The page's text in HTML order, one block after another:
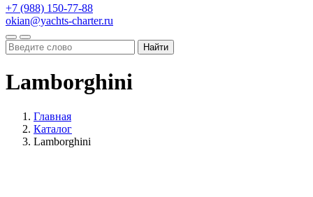
+7 (988) 150-77-88
okian@yachts-charter.ru
Найти
Lamborghini
Главная
Каталог
Lamborghini